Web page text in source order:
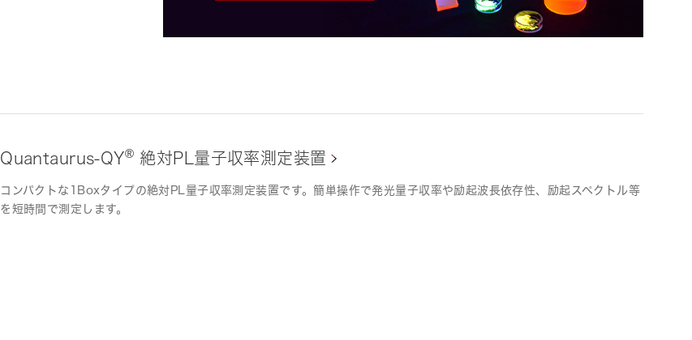
Quantaurus-QY® 絶対PL量子収率測定装置
コンパクトな1Boxタイプの絶対PL量子収率測定装置です。簡単操作で発光量子収率や励起波長依存性、励起スペクトル等
を短時間で測定します。